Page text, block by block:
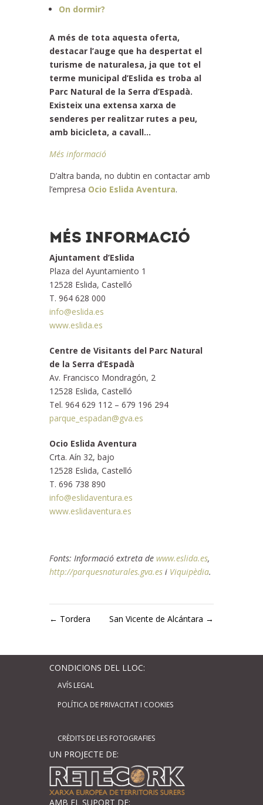
On dormir?
A més de tota aquesta oferta,
destacar l’auge que ha despertat el
turisme de naturalesa, ja que tot el
terme municipal d’Eslida es troba al
Parc Natural de la Serra d’Espadà.
Existeix una extensa xarxa de
senderes per realitzar rutes a peu,
amb bicicleta, a cavall…
Més informació
D’altra banda, no dubtin en contactar amb
l’empresa Ocio Eslida Aventura.
MÉS INFORMACIÓ
Ajuntament d’Eslida
Plaza del Ayuntamiento 1
12528 Eslida, Castelló
T. 964 628 000
info@eslida.es
www.eslida.es
Centre de Visitants del Parc Natural
de la Serra d’Espadà
Av. Francisco Mondragón, 2
12528 Eslida, Castelló
Tel. 964 629 112 – 679 196 294
parque_espadan@gva.es
Ocio Eslida Aventura
Crta. Aín 32, bajo
12528 Eslida, Castelló
T. 696 738 890
info@eslidaventura.es
www.eslidaventura.es
Fonts: Informació extreta de www.eslida.es,
http://parquesnaturales.gva.es i Viquipèdia.
← Tordera San Vicente de Alcántara →
CONDICIONS DEL LLOC:
AVÍS LEGAL
POLÍTICA DE PRIVACITAT I COOKIES
CRÈDITS DE LES FOTOGRAFIES
UN PROJECTE DE:
AMB EL SUPORT DE: